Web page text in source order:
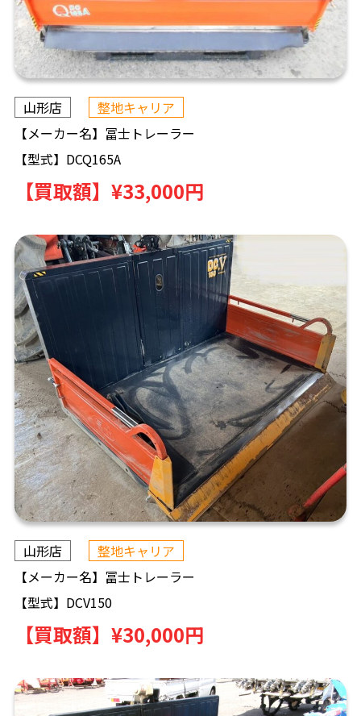
山形店
整地キャリア
【メーカー名】 冨士トレーラー
【型式】 DCQ165A
【買取額】 ¥33,000円
山形店
整地キャリア
【メーカー名】 冨士トレーラー
【型式】 DCV150
【買取額】 ¥30,000円